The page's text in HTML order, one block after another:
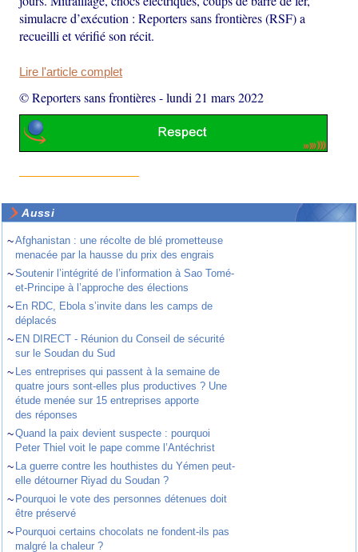
simulacre d’exécution : Reporters sans frontières (RSF) a
recueilli et vérifié son récit.
Lire l'article complet
© Reporters sans frontières-lundi 21 mars 2022
Aussi
~Afghanistan : une récolte de blé prometteuse
menacée par la hausse du prix des engrais
~Soutenir l’intégrité de l’information à Sao Tomé-
et-Principe à l’approche des élections
~ En RDC, Ebola s’invite dans les camps de
déplacés
~ EN DIRECT - Réunion du Conseil de sécurité
sur le Soudan du Sud
~ Les entreprises qui passent à la semaine de
quatre jours sont-elles plus productives ? Une
étude menée sur 15 entreprises apporte
des réponses
~Quand la paix devient suspecte : pourquoi
Peter Thiel voit le pape comme l’Antéchrist
~ La guerre contre les houthistes du Yémen peut-
elle détourner Riyad du Soudan ?
~ Pourquoi le vote des personnes détenues doit
être préservé
~ Pourquoi certains chocolats ne fondent-ils pas
malgré la chaleur ?